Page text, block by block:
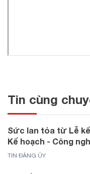
Tin cùng
Sức lan tỏa từ Lễ
Kế hoạch - Công
TIN ĐẢNG ỦY